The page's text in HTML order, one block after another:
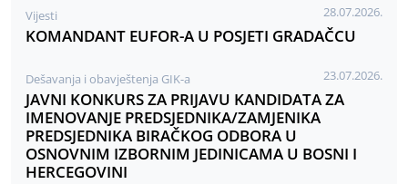
Vijesti 28.07.2026.
KOMANDANT EUFOR-A U POSJETI GRADAČCU
Dešavanja i obavještenja GIK-a 23.07.2026.
JAVNI KONKURS ZA PRIJAVU KANDIDATA ZA
IMENOVANJE PREDSJEDNIKA/ZAMJENIKA
PREDSJEDNIKA BIRAČKOG ODBORA U
OSNOVNIM IZBORNIM JEDINICAMA U BOSNI I
HERCEGOVINI